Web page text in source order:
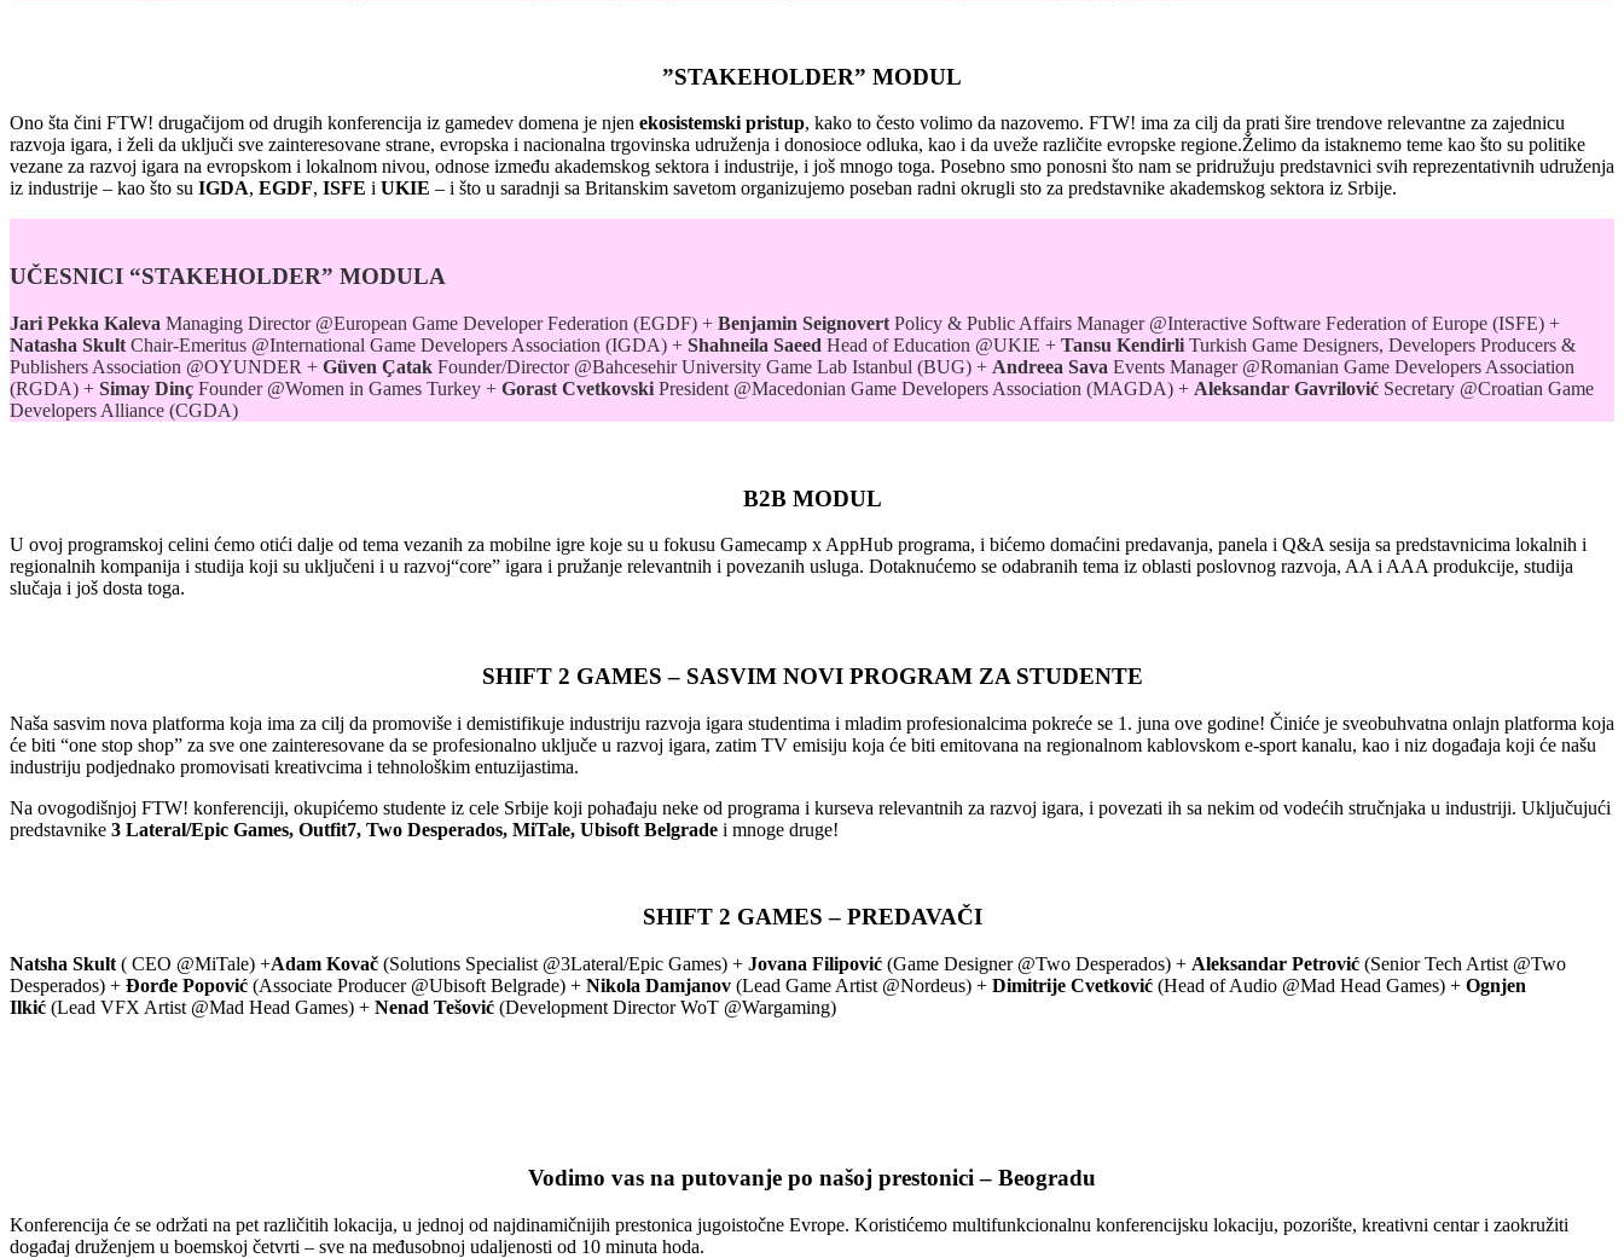
”STAKEHOLDER” MODUL
Ono šta čini FTW! drugačijom od drugih konferencija iz gamedev domena je njen ekosistemski pristup, kako to često volimo da nazovemo. FTW! ima za cilj da prati šire trendove relevantne za zajednicu
razvoja igara, i želi da uključi sve zainteresovane strane, evropska i nacionalna trgovinska udruženja i donosioce odluka, kao i da uveže različite evropske regione.Želimo da istaknemo teme kao što su politike
vezane za razvoj igara na evropskom i lokalnom nivou, odnose između akademskog sektora i industrije, i još mnogo toga. Posebno smo ponosni što nam se pridružuju predstavnici svih reprezentativnih udruženja
iz industrije – kao što su IGDA, EGDF, ISFE i UKIE – i što u saradnji sa Britanskim savetom organizujemo poseban radni okrugli sto za predstavnike akademskog sektora iz Srbije.
UČESNICI “STAKEHOLDER” MODULA
Jari Pekka Kaleva Managing Director @European Game Developer Federation (EGDF) + Benjamin Seignovert Policy & Public Affairs Manager @Interactive Software Federation of Europe (ISFE) +
Natasha Skult Chair-Emeritus @International Game Developers Association (IGDA) + Shahneila Saeed Head of Education @UKIE + Tansu Kendirli Turkish Game Designers, Developers Producers &
Publishers Association @OYUNDER + Güven Çatak Founder/Director @Bahcesehir University Game Lab Istanbul (BUG) + Andreea Sava Events Manager @Romanian Game Developers Association
(RGDA) + Simay Dinç Founder @Women in Games Turkey + Gorast Cvetkovski President @Macedonian Game Developers Association (MAGDA) + Aleksandar Gavrilović Secretary @Croatian Game
Developers Alliance (CGDA)
B2B MODUL
U ovoj programskoj celini ćemo otići dalje od tema vezanih za mobilne igre koje su u fokusu Gamecamp x AppHub programa, i bićemo domaćini predavanja, panela i Q&A sesija sa predstavnicima lokalnih i
regionalnih kompanija i studija koji su uključeni i u razvoj“core” igara i pružanje relevantnih i povezanih usluga. Dotaknućemo se odabranih tema iz oblasti poslovnog razvoja, AA i AAA produkcije, studija
slučaja i još dosta toga.
SHIFT 2 GAMES – SASVIM NOVI PROGRAM ZA STUDENTE
Naša sasvim nova platforma koja ima za cilj da promoviše i demistifikuje industriju razvoja igara studentima i mladim profesionalcima pokreće se 1. juna ove godine! Činiće je sveobuhvatna onlajn platforma koja
će biti “one stop shop” za sve one zainteresovane da se profesionalno uključe u razvoj igara, zatim TV emisiju koja će biti emitovana na regionalnom kablovskom e-sport kanalu, kao i niz događaja koji će našu
industriju podjednako promovisati kreativcima i tehnološkim entuzijastima.
Na ovogodišnjoj FTW! konferenciji, okupićemo studente iz cele Srbije koji pohađaju neke od programa i kurseva relevantnih za razvoj igara, i povezati ih sa nekim od vodećih stručnjaka u industriji. Uključujući
predstavnike 3 Lateral/Epic Games, Outfit7, Two Desperados, MiTale, Ubisoft Belgrade i mnoge druge!
SHIFT 2 GAMES – PREDAVAČI
Natsha Skult ( CEO @MiTale) +Adam Kovač (Solutions Specialist @3Lateral/Epic Games) + Jovana Filipović (Game Designer @Two Desperados) + Aleksandar Petrović (Senior Tech Artist @Two
Desperados) + Đorđe Popović (Associate Producer @Ubisoft Belgrade) + Nikola Damjanov (Lead Game Artist @Nordeus) + Dimitrije Cvetković (Head of Audio @Mad Head Games) + Ognjen
Ilkić (Lead VFX Artist @Mad Head Games) + Nenad Tešović (Development Director WoT @Wargaming)
Vodimo vas na putovanje po našoj prestonici – Beogradu
Konferencija će se održati na pet različitih lokacija, u jednoj od najdinamičnijih prestonica jugoistočne Evrope. Koristićemo multifunkcionalnu konferencijsku lokaciju, pozorište, kreativni centar i zaokružiti
događaj druženjem u boemskoj četvrti – sve na međusobnoj udaljenosti od 10 minuta hoda.